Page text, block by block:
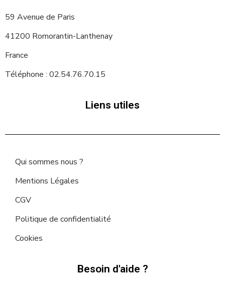
59 Avenue de Paris
41200 Romorantin-Lanthenay
France
Téléphone : 02.54.76.70.15
Liens utiles
Qui sommes nous ?
Mentions Légales
CGV
Politique de confidentialité
Cookies
Besoin d'aide ?